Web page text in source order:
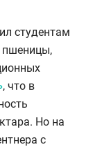
студентам
пшеницы,
, что в
Но на
с